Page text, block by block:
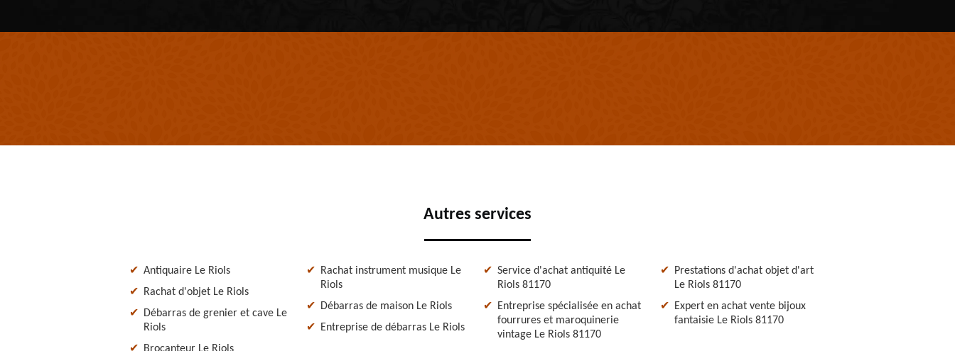
Autres services
Antiquaire Le Riols
Rachat d'objet Le Riols
Débarras de grenier et cave Le
Riols
Brocanteur Le Riols
Rachat instrument musique Le
Riols
Débarras de maison Le Riols
Entreprise de débarras Le Riols
Service d'achat antiquité Le
Riols 81170
Entreprise spécialisée en achat
fourrures et maroquinerie
vintage Le Riols 81170
Prestations d'achat objet d'art
Le Riols 81170
Expert en achat vente bijoux
fantaisie Le Riols 81170